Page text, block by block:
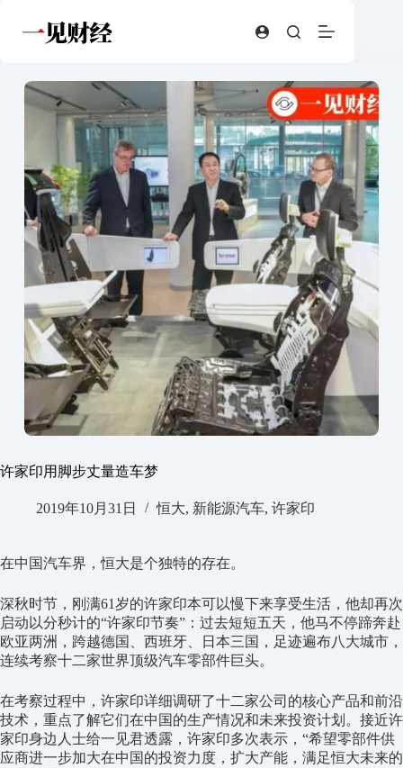
许家印用脚步丈量造车梦
2019年10月31日 恒大, 新能源汽车, 许家印
在中国汽车界，恒大是个独特的存在。
深秋时节，刚满61岁的许家印本可以慢下来享受生活，他却再次
启动以分秒计的“许家印节奏”：过去短短五天，他马不停蹄奔赴
欧亚两洲，跨越德国、西班牙、日本三国，足迹遍布八大城市，
连续考察十二家世界顶级汽车零部件巨头。
在考察过程中，许家印详细调研了十二家公司的核心产品和前沿
技术，重点了解它们在中国的生产情况和未来投资计划。接近许
家印身边人士给一见君透露，许家印多次表示，“希望零部件供
应商进一步加大在中国的投资力度，扩大产能，满足恒大未来的